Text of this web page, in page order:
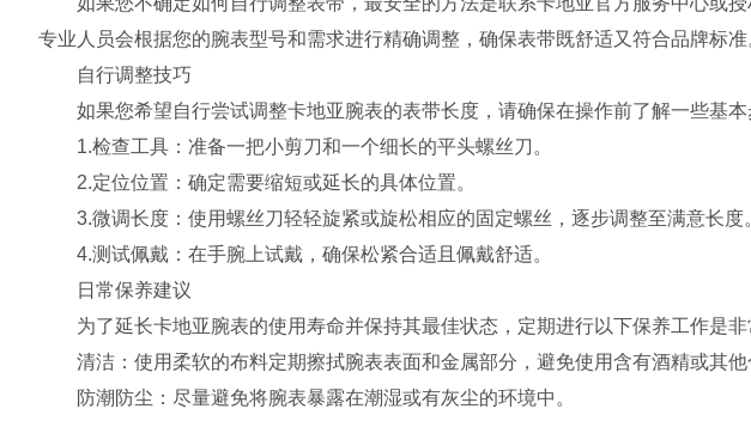
专业人员会根据您的腕表型号和需求进行精确调整，确保表带既舒适又符合品牌标准
自行调整技巧
如果您希望自行尝试调整卡地亚腕表的表带长度，请确保在操作前了解一些基本
1.检查工具：准备一把小剪刀和一个细长的平头螺丝刀。
2.定位位置：确定需要缩短或延长的具体位置。
3.微调长度：使用螺丝刀轻轻旋紧或旋松相应的固定螺丝，逐步调整至满意长度
4.测试佩戴：在手腕上试戴，确保松紧合适且佩戴舒适。
日常保养建议
为了延长卡地亚腕表的使用寿命并保持其最佳状态，定期进行以下保养工作是非
清洁：使用柔软的布料定期擦拭腕表表面和金属部分，避免使用含有酒精或其他
防潮防尘：尽量避免将腕表暴露在潮湿或有灰尘的环境中。